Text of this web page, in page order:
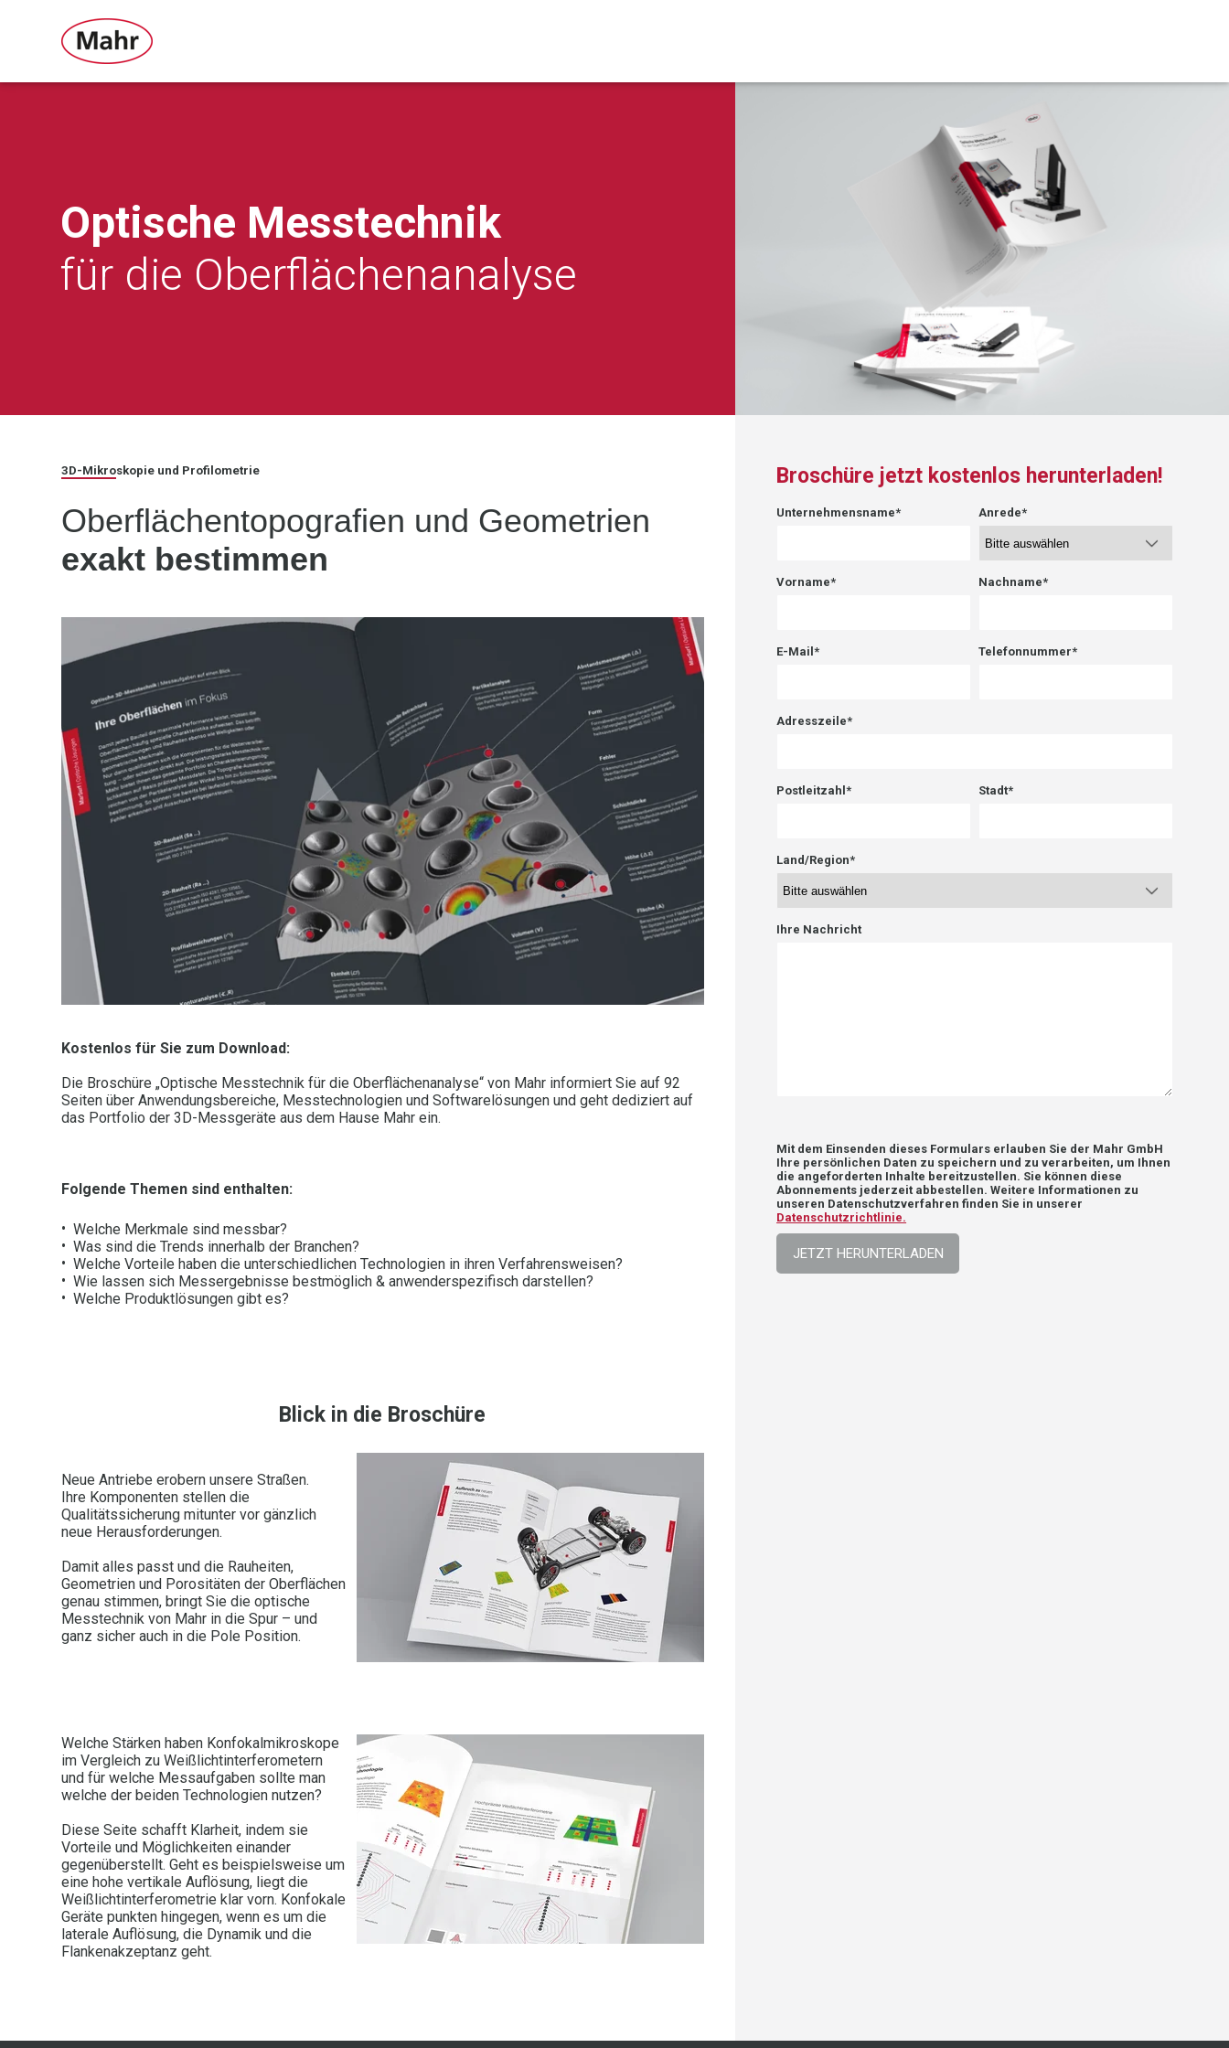
Optische Messtechnik
für die Oberflächenanalyse
3D-Mikroskopie und Profilometrie
Oberflächentopografien und Geometrien
exakt bestimmen
Kostenlos für Sie zum Download:
Die Broschüre „Optische Messtechnik für die Oberflächenanalyse“ von Mahr informiert Sie auf 92
Seiten über Anwendungsbereiche, Messtechnologien und Softwarelösungen und geht dediziert auf
das Portfolio der 3D-Messgeräte aus dem Hause Mahr ein.
Folgende Themen sind enthalten:
Welche Merkmale sind messbar?
Was sind die Trends innerhalb der Branchen?
Welche Vorteile haben die unterschiedlichen Technologien in ihren Verfahrensweisen?
Wie lassen sich Messergebnisse bestmöglich & anwenderspezifisch darstellen?
Welche Produktlösungen gibt es?
Blick in die Broschüre
Neue Antriebe erobern unsere Straßen.
Ihre Komponenten stellen die
Qualitätssicherung mitunter vor gänzlich
neue Herausforderungen.
Damit alles passt und die Rauheiten,
Geometrien und Porositäten der Oberflächen
genau stimmen, bringt Sie die optische
Messtechnik von Mahr in die Spur – und
ganz sicher auch in die Pole Position.
Welche Stärken haben Konfokalmikroskope
im Vergleich zu Weißlichtinterferometern
und für welche Messaufgaben sollte man
welche der beiden Technologien nutzen?
Diese Seite schafft Klarheit, indem sie
Vorteile und Möglichkeiten einander
gegenüberstellt. Geht es beispielsweise um
eine hohe vertikale Auflösung, liegt die
Weißlichtinterferometrie klar vorn. Konfokale
Geräte punkten hingegen, wenn es um die
laterale Auflösung, die Dynamik und die
Flankenakzeptanz geht.
Broschüre jetzt kostenlos herunterladen!
Unternehmensname* Anrede*
Vorname* Nachname*
E-Mail* Telefonnummer*
Adresszeile*
Postleitzahl* Stadt*
Land/Region*
Ihre Nachricht
Mit dem Einsenden dieses Formulars erlauben Sie der Mahr GmbH
Ihre persönlichen Daten zu speichern und zu verarbeiten, um Ihnen
die angeforderten Inhalte bereitzustellen. Sie können diese
Abonnements jederzeit abbestellen. Weitere Informationen zu
unseren Datenschutzverfahren finden Sie in unserer
Datenschutzrichtlinie.